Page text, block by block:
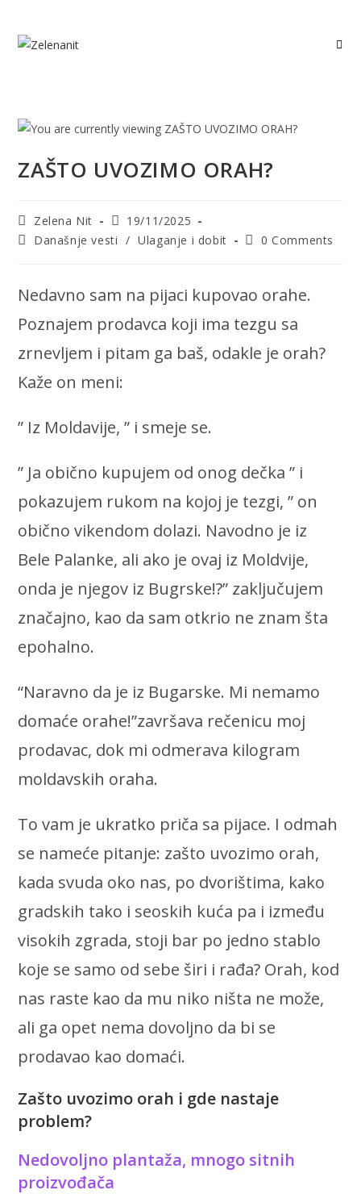
content
ZAŠTO UVOZIMO ORAH?
Post
author:
Zelena Nit
Post
published:
19/11/2025
PostDanašnje vesti / Ulaganje i dobit
Post0 Comments
Nedavno sam na pijaci kupovao orahe.
Poznajem prodavca koji ima tezgu sa
zrnevljem i pitam ga baš, odakle je orah?
Kaže on meni:
” Iz Moldavije, ” i smeje se.
” Ja obično kupujem od onog dečka ” i
pokazujem rukom na kojoj je tezgi, ” on
obično vikendom dolazi. Navodno je iz
Bele Palanke, ali ako je ovaj iz Moldvije,
onda je njegov iz Bugrske!?” zaključujem
značajno, kao da sam otkrio ne znam šta
epohalno.
“Naravno da je iz Bugarske. Mi nemamo
domaće orahe!”završava rečenicu moj
prodavac, dok mi odmerava kilogram
moldavskih oraha.
To vam je ukratko priča sa pijace. I odmah
se nameće pitanje: zašto uvozimo orah,
kada svuda oko nas, po dvorištima, kako
gradskih tako i seoskih kuća pa i između
visokih zgrada, stoji bar po jedno stablo
koje se samo od sebe širi i rađa? Orah, kod
nas raste kao da mu niko ništa ne može,
ali ga opet nema dovoljno da bi se
prodavao kao domaći.
Zašto uvozimo orah i gde nastaje
problem?
Nedovoljno plantaža, mnogo sitnih
proizvođača